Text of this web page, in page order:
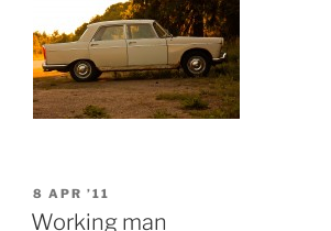
POSTED
ON
8 APR ’11
Working man